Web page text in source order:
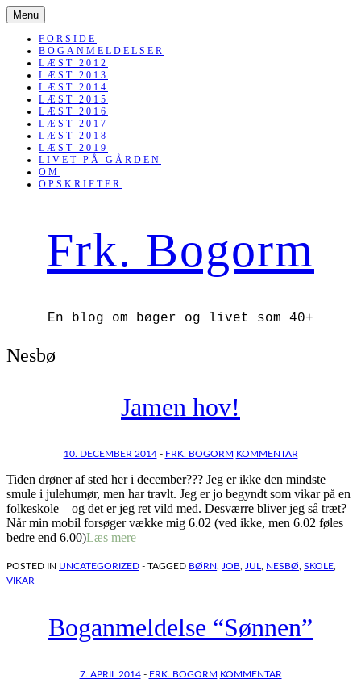
Menu SKIP
TO
CONTENT
FORSIDE
BOGANMELDELSER
LÆST 2012
LÆST 2013
LÆST 2014
LÆST 2015
LÆST 2016
LÆST 2017
LÆST 2018
LÆST 2019
LIVET PÅ GÅRDEN
OM
OPSKRIFTER
Frk. Bogorm
En blog om bøger og livet som 40+
Nesbø
Jamen hov!
10. DECEMBER 2014- FRK. BOGORM KOMMENTAR
Tiden drøner af sted her i december??? Jeg er ikke den mindste
smule i julehumør, men har travlt. Jeg er jo begyndt som vikar på en
folkeskole – og det er jeg ret vild med. Desværre bliver jeg så træt?
Når min mobil forsøger vække mig 6.02 (ved ikke, men 6.02 føles
bedre end 6.00)Læs mere
POSTED IN UNCATEGORIZED - TAGGED BØRN JOB JUL NESBØ SKOLE
VIKAR
Boganmeldelse “Sønnen”
7. APRIL 2014- FRK. BOGORM KOMMENTAR